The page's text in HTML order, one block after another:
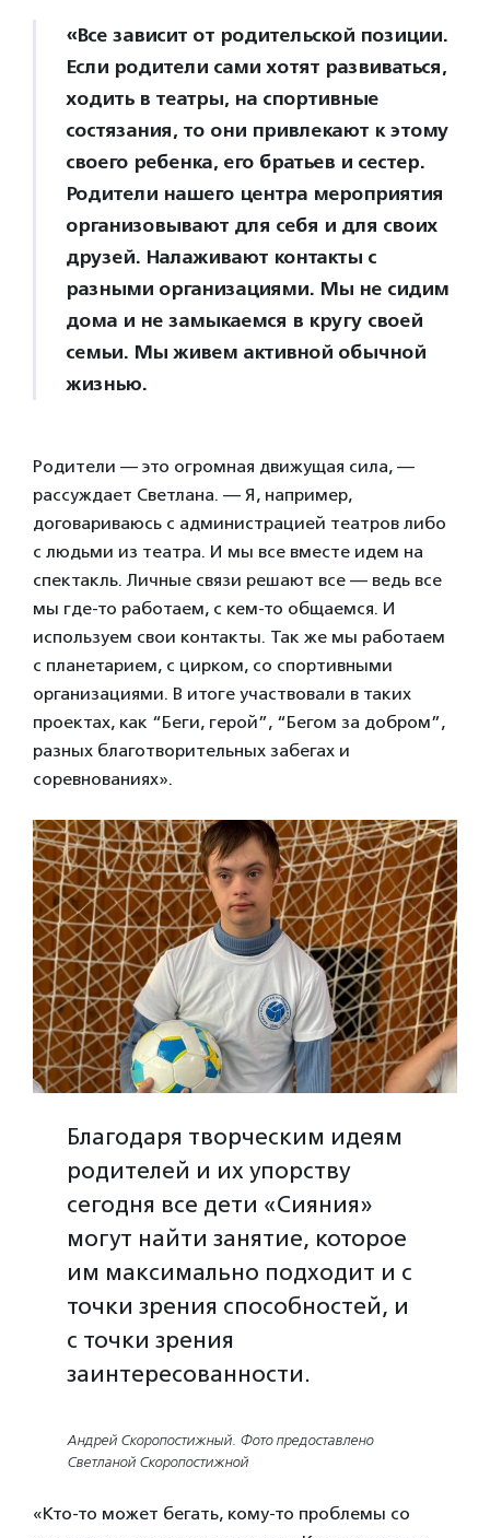
«Все зависит от родительской позиции.
Если родители сами хотят развиваться,
ходить в театры, на спортивные
состязания, то они привлекают к этому
своего ребенка, его братьев и сестер.
Родители нашего центра мероприятия
организовывают для себя и для своих
друзей. Налаживают контакты с
разными организациями. Мы не сидим
дома и не замыкаемся в кругу своей
семьи. Мы живем активной обычной
жизнью.
Родители — это огромная движущая сила, —
рассуждает Светлана. — Я, например,
договариваюсь с администрацией театров либо
с людьми из театра. И мы все вместе идем на
спектакль. Личные связи решают все — ведь все
мы где-то работаем, с кем-то общаемся. И
используем свои контакты. Так же мы работаем
с планетарием, с цирком, со спортивными
организациями. В итоге участвовали в таких
проектах, как “Беги, герой”, “Бегом за добром”,
разных благотворительных забегах и
соревнованиях».
Благодаря творческим идеям
родителей и их упорству
сегодня все дети «Сияния»
могут найти занятие, которое
им максимально подходит и с
точки зрения способностей, и
с точки зрения
заинтересованности.
Андрей Скоропостижный. Фото предоставлено
Светланой Скоропостижной
«Кто-то может бегать, кому-то проблемы со